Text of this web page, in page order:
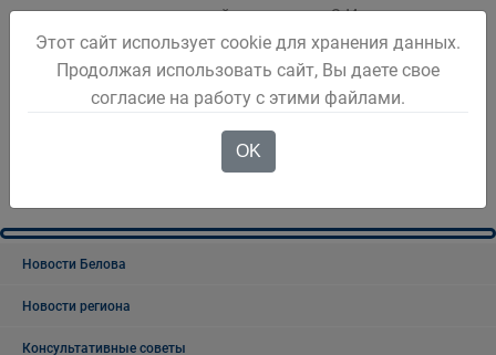
льду только при хорошей видимости 2 Идя на лыжах
расстегнуть крепления снять с рук ремни палок 3
Взять длинную палку
Новости Белова
Новости региона
Консультативные советы
Этот сайт использует cookie для хранения данных.
Продолжая использовать сайт, Вы даете свое
согласие на работу с этими файлами.
OK